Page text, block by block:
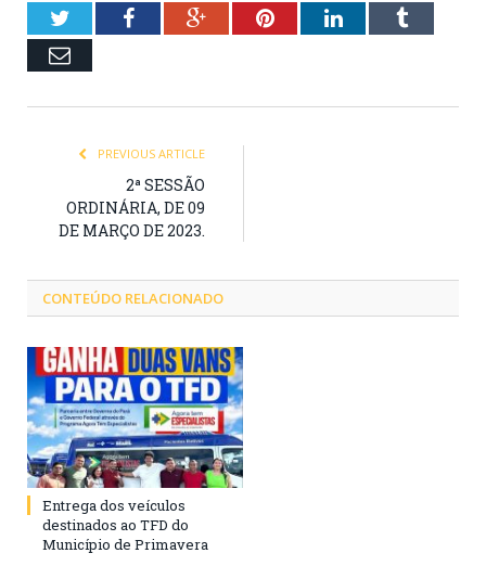
TwitterFacebookGoogle+PinterestLinkedInTumblr
Email
PREVIOUS ARTICLE
2ª SESSÃO
ORDINÁRIA, DE 09
DE MARÇO DE 2023.
CONTEÚDO RELACIONADO
Entrega dos veículos
destinados ao TFD do
Município de Primavera